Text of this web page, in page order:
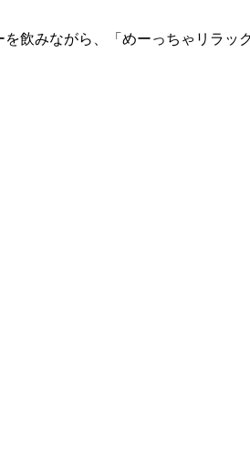
飲みながら、⁡⁡「めーっちゃリラッ